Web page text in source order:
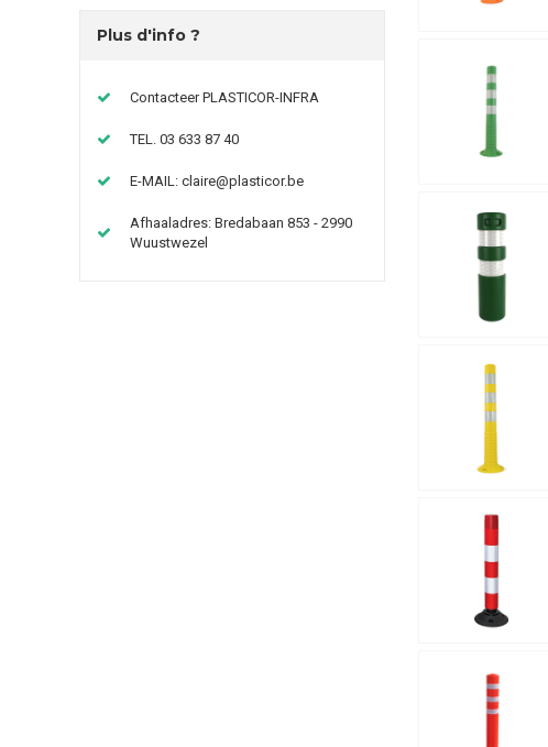
Plus d'info ?
Contacteer PLASTICOR-INFRA
TEL. 03 633 87 40
E-MAIL: claire@plasticor.be
Afhaaladres: Bredabaan 853 - 2990
Wuustwezel